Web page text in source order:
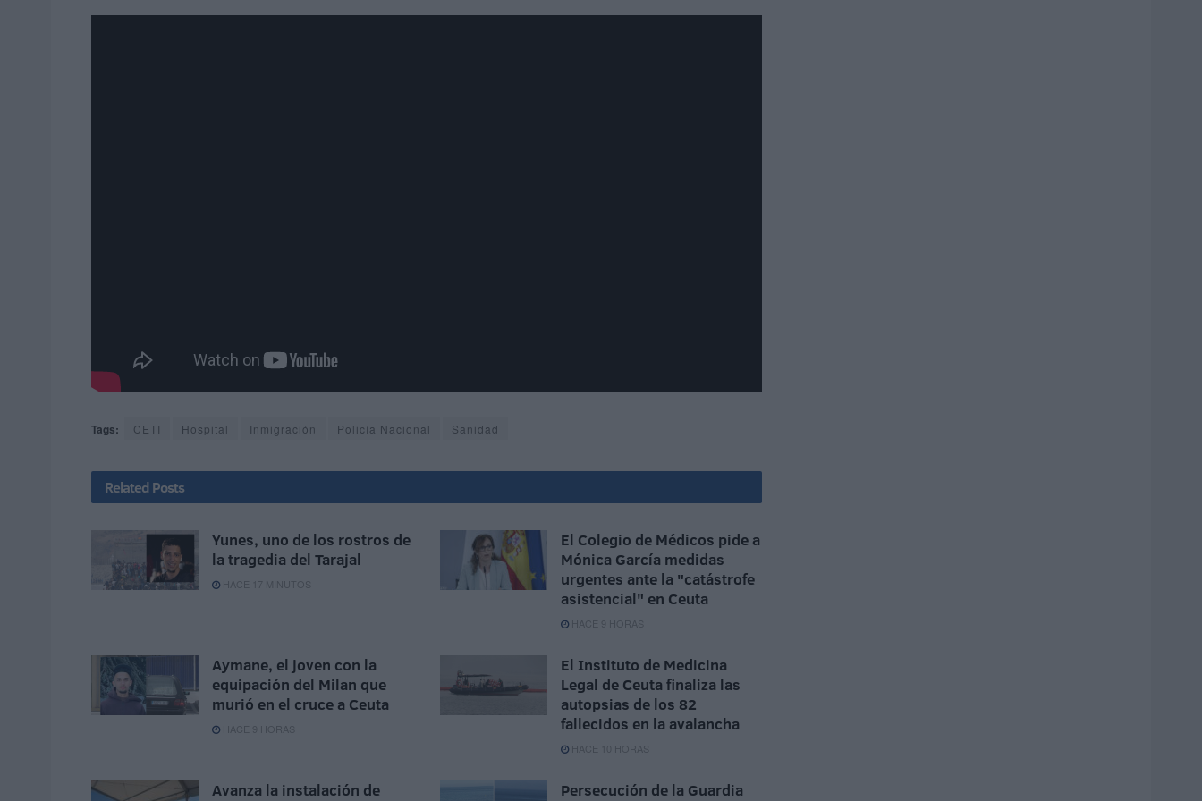
Tags: CETI Hospital Inmigración Policía Nacional Sanidad
Related Posts
Yunes, uno de los rostros de
la tragedia del Tarajal
HACE 17 MINUTOS
El Colegio de Médicos pide a
Mónica García medidas
urgentes ante la "catástrofe
asistencial" en Ceuta
HACE 9 HORAS
Aymane, el joven con la
equipación del Milan que
murió en el cruce a Ceuta
HACE 9 HORAS
El Instituto de Medicina
Legal de Ceuta finaliza las
autopsias de los 82
fallecidos en la avalancha
HACE 10 HORAS
Avanza la instalación de
Persecución de la Guardia